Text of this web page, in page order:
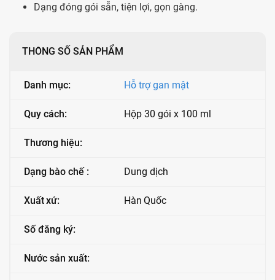
Dạng đóng gói sẵn, tiện lợi, gọn gàng.
THÔNG SỐ SẢN PHẨM
Danh mục: Hỗ trợ gan mật
Quy cách: Hộp 30 gói x 100 ml
Thương hiệu:
Dạng bào chế : Dung dịch
Xuất xứ: Hàn Quốc
Số đăng ký:
Nước sản xuất: